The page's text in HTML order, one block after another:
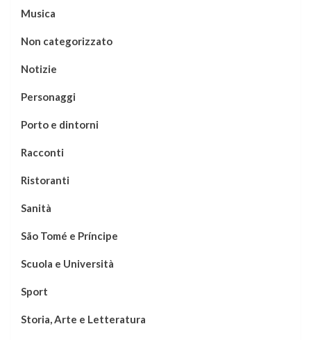
Musica
Non categorizzato
Notizie
Personaggi
Porto e dintorni
Racconti
Ristoranti
Sanità
São Tomé e Príncipe
Scuola e Università
Sport
Storia, Arte e Letteratura